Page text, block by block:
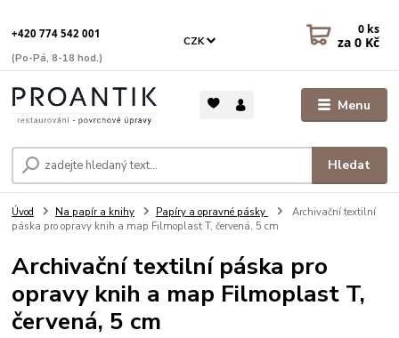
Menu
CZK
Hledat
+420 774 542 001
(Po-Pá, 8-18 hod.)
0 ks
za 0 Kč
Úvod Na papír a knihy Papíry a opravné pásky
Archivační textilní
páska pro opravy knih a map Filmoplast T, červená, 5 cm
Archivační textilní páska pro
opravy knih a map Filmoplast T,
červená, 5 cm